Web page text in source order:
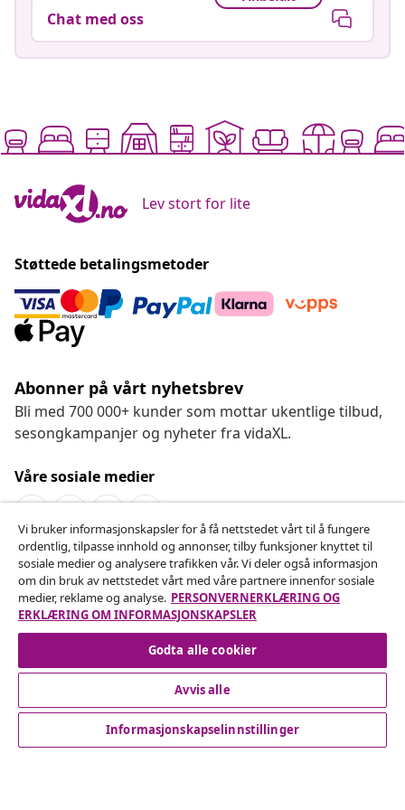
Chat med oss
Lev stort for lite
Støttede betalingsmetoder
Abonner på vårt nyhetsbrev
Bli med 700 000+ kunder som mottar ukentlige tilbud,
sesongkampanjer og nyheter fra vidaXL.
Våre sosiale medier
Angre på kontrakten
Send inn en angrerett for bestillingen din.
Angre på kontrakten
Kundeservice
Vi bruker informasjonskapsler for å få nettstedet vårt til å fungere
ordentlig, tilpasse innhold og annonser, tilby funksjoner knyttet til
sosiale medier og analysere trafikken vår. Vi deler også informasjon
om din bruk av nettstedet vårt med våre partnere innenfor sosiale
medier, reklame og analyse. PERSONVERNERKLÆRING OG
ERKLÆRING OM INFORMASJONSKAPSLER
Godta alle cookier
Avvis alle
Informasjonskapselinnstillinger